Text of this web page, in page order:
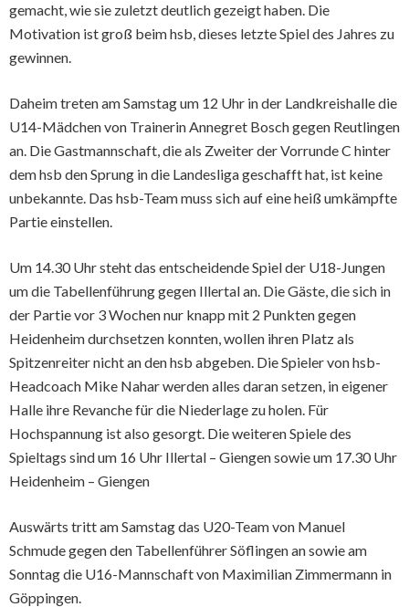
gemacht, wie sie zuletzt deutlich gezeigt haben. Die
Motivation ist groß beim hsb, dieses letzte Spiel des Jahres zu
gewinnen.
Daheim treten am Samstag um 12 Uhr in der Landkreishalle die
U14-Mädchen von Trainerin Annegret Bosch gegen Reutlingen
an. Die Gastmannschaft, die als Zweiter der Vorrunde C hinter
dem hsb den Sprung in die Landesliga geschafft hat, ist keine
unbekannte. Das hsb-Team muss sich auf eine heiß umkämpfte
Partie einstellen.
Um 14.30 Uhr steht das entscheidende Spiel der U18-Jungen
um die Tabellenführung gegen Illertal an. Die Gäste, die sich in
der Partie vor 3 Wochen nur knapp mit 2 Punkten gegen
Heidenheim durchsetzen konnten, wollen ihren Platz als
Spitzenreiter nicht an den hsb abgeben. Die Spieler von hsb-
Headcoach Mike Nahar werden alles daran setzen, in eigener
Halle ihre Revanche für die Niederlage zu holen. Für
Hochspannung ist also gesorgt. Die weiteren Spiele des
Spieltags sind um 16 Uhr Illertal – Giengen sowie um 17.30 Uhr
Heidenheim – Giengen
Auswärts tritt am Samstag das U20-Team von Manuel
Schmude gegen den Tabellenführer Söflingen an sowie am
Sonntag die U16-Mannschaft von Maximilian Zimmermann in
Göppingen.